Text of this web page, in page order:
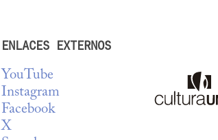
ENLACES EXTERNOS
YouTube
Instagram
Facebook
X